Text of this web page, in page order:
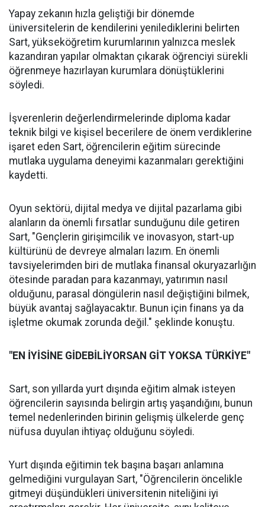
Yapay zekanın hızla geliştiği bir dönemde
üniversitelerin de kendilerini yenilediklerini belirten
Sart, yükseköğretim kurumlarının yalnızca meslek
kazandıran yapılar olmaktan çıkarak öğrenciyi sürekli
öğrenmeye hazırlayan kurumlara dönüştüklerini
söyledi.
İşverenlerin değerlendirmelerinde diploma kadar
teknik bilgi ve kişisel becerilere de önem verdiklerine
işaret eden Sart, öğrencilerin eğitim sürecinde
mutlaka uygulama deneyimi kazanmaları gerektiğini
kaydetti.
Oyun sektörü, dijital medya ve dijital pazarlama gibi
alanların da önemli fırsatlar sunduğunu dile getiren
Sart, "Gençlerin girişimcilik ve inovasyon, start-up
kültürünü de devreye almaları lazım. En önemli
tavsiyelerimden biri de mutlaka finansal okuryazarlığın
ötesinde paradan para kazanmayı, yatırımın nasıl
olduğunu, parasal döngülerin nasıl değiştiğini bilmek,
büyük avantaj sağlayacaktır. Bunun için finans ya da
işletme okumak zorunda değil." şeklinde konuştu.
"EN İYİSİNE GİDEBİLİYORSAN GİT YOKSA TÜRKİYE"
Sart, son yıllarda yurt dışında eğitim almak isteyen
öğrencilerin sayısında belirgin artış yaşandığını, bunun
temel nedenlerinden birinin gelişmiş ülkelerde genç
nüfusa duyulan ihtiyaç olduğunu söyledi.
Yurt dışında eğitimin tek başına başarı anlamına
gelmediğini vurgulayan Sart, "Öğrencilerin öncelikle
gitmeyi düşündükleri üniversitenin niteliğini iyi